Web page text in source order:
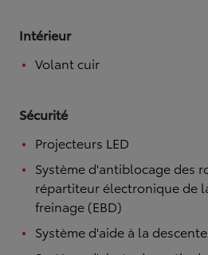
Intérieur
Volant cuir
Sécurité
Projecteurs LED
Système d'antiblocage des
répartiteur électronique de
freinage (EBD)
Système d'aide à la